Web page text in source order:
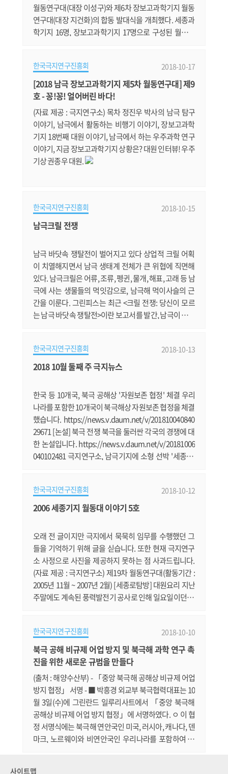
월동연구대(대장 이성구)와 제6차 장보고과학기지 월동
연구대(대장 지건화)의 합동 발대식을 개최했다. 세종과
학기지 16명, 장보고과학기지 17명으로 구성된 월동연
구대원은 1988년 12명의 제1차 세종과학기지 월동연구
대를 시작으로 이번 파견까지 총 606명에 달하게 됐다.
월동연구대는 발대식을 마친 뒤 안전 훈련, 위치확인시
한국극지연구진흥회 2018-10-17
[2018 남극 장보고과학기지 제5차 월동연구대] 제9
호 - 꽁!꽁! 얼어버린 바다!
(자료 제공 : 극지연구소) 목차 정진우 박사의 남극 탐구
이야기, 남극에서 활동하는 비행기 이야기, 장보고과학
기지 18번째 대원 이야기, 남극에서 하는 우주과학 연구
이야기, 지금 장보고과학기지 상황은? 대원 인터뷰! 우주
기상 권종우 대원.
한국극지연구진흥회 2018-10-15
남극크릴 전쟁
남극 바닷속 쟁탈전이 벌어지고 있다 상업적 크릴 어획
이 치열해지면서 남극 생태계 전체가 큰 위협에 직면해
있다. 남극크릴은 어류, 조류, 펭귄, 물개, 해표, 고래 등 남
극에 사는 생물들의 먹잇감으로, 남극해 먹이사슬의 근
간을 이룬다. 그린피스는 최근 <크릴 전쟁: 당신이 모르
는 남극 바닷속 쟁탈전>이란 보고서를 발간, 남극이 위기
는 남극해에서 조업 중이던 크릴 어선에 ‘생존 캡슐’을 부
착해 조업 활동을 막는 평화적인 시위를 진행했다. 시위
한국극지연구진흥회 2018-10-13
2018 10월 둘째 주 극지뉴스
한국 등 10개국, 북극 공해상 '자원보존 협정' 체결 우리
나라를 포함한 10개국이 북극해상 자원보존 협정을 체결
했습니다. https://news.v.daum.net/v/201810040840
29671 [논설] 북극 전쟁 북극을 둘러싼 각국의 경쟁에 대
한 논설입니다. https://news.v.daum.net/v/20181006
040102481 극지연구소, 남극기지에 소형 선박 '세종호'
t/v/20181005100141736 [남극탐사기] 세종기지에는 오
로라가 있을까? 김성중 극지연구소 책임연구원이 전하
한국극지연구진흥회 2018-10-12
2006 세종기지 월동대 이야기 5호
오래 전 글이지만 극지에서 묵묵히 임무를 수행했던 그
들을 기억하기 위해 글을 싣습니다. 또한 현재 극지연구
소 사정으로 사진을 제공하지 못하는 점 사과드립니다.
(자료 제공 : 극지연구소) 제19차 월동연구대(활동기간 :
2005년 11월 ~ 2007년 2월) [세종로탐방] 대원요리 지난
주말에도 계속된 풍력발전기 공사로 인해 일요일이던 대
먼저 이틀전 황금석 조리장으로부터 소 꼬리뼈를 수령하
여 핏물을 제거한 다음, 오후 1시부터 음식준비를 하였습
니다. 먼저 잘 잘라진 꼬리뼈를 푹 삶아 낸 다음, 건져내서
한국극지연구진흥회 2018-10-10
북극 공해 비규제 어업 방지 및 북극해 과학 연구 촉
진을 위한 새로운 규범을 만들다
(출처 : 해양수산부) - 「중앙 북극해 공해상 비규제 어업
방지 협정」 서명 - ■ 박흥경 외교부 북극협력대표는 10
월 3일(수)에 그린란드 일루리사트에서 「중앙 북극해
공해상 비규제 어업 방지 협정」에 서명하였다. ㅇ 이 협
정 서명식에는 북극해 연안국인 미국, 러시아, 캐나다, 덴
마크, 노르웨이와 비연안국인 우리나라를 포함하여 중
사이트맵